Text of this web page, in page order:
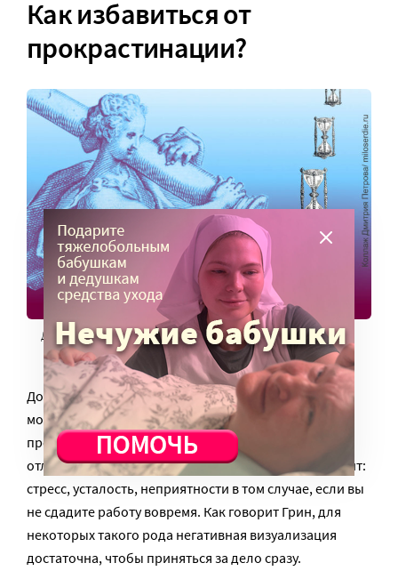
Как избавиться от
прокрастинации?
Дмитрий Петров для Miloserdie.ru
Доктор Грин предлагает несколько способов. Вы
можете попробовать прокрутить в голове «кино»,
представляя себе поэтапно, что будет, если вы
отложите выполнение задания на последний момент:
стресс, усталость, неприятности в том случае, если вы
не сдадите работу вовремя. Как говорит Грин, для
некоторых такого рода негативная визуализация
достаточна, чтобы приняться за дело сразу.